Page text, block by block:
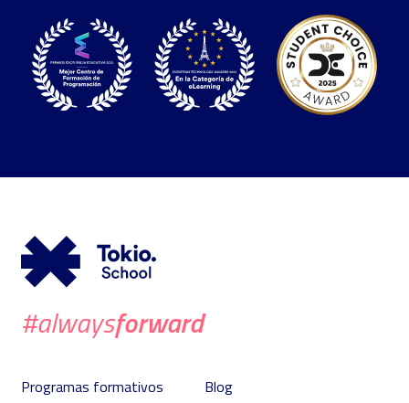
#alwaysforward
Programas formativos
Blog